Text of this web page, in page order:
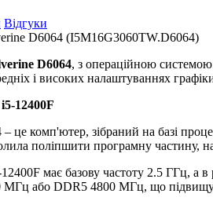
Відгуки
D6064 (I5M16G3060TW.D6064)
D6064, з операційною системою
і високих налаштуваннях
12400F
це комп'ютер, зібраний на базі
поліпшити програмну частину,
має базову частоту 2.5 ГГц, а
або DDR5 4800 МГц, що